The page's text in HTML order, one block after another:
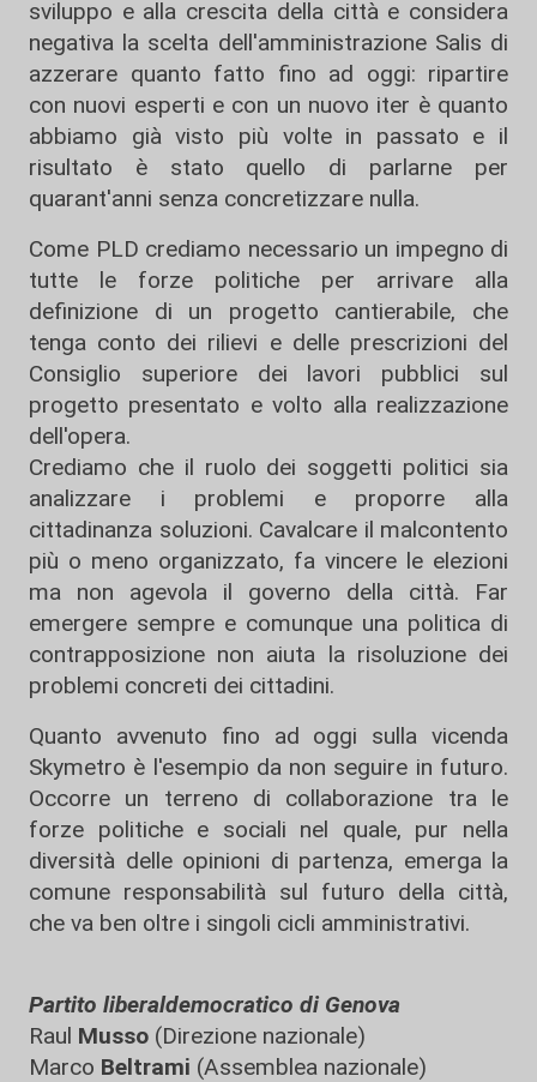
sviluppo e alla crescita della città e considera
negativa la scelta dell'amministrazione Salis di
azzerare quanto fatto fino ad oggi: ripartire
con nuovi esperti e con un nuovo iter è quanto
abbiamo già visto più volte in passato e il
risultato è stato quello di parlarne per
quarant'anni senza concretizzare nulla.
Come PLD crediamo necessario un impegno di
tutte le forze politiche per arrivare alla
definizione di un progetto cantierabile, che
tenga conto dei rilievi e delle prescrizioni del
Consiglio superiore dei lavori pubblici sul
progetto presentato e volto alla realizzazione
dell'opera.
Crediamo che il ruolo dei soggetti politici sia
analizzare i problemi e proporre alla
cittadinanza soluzioni. Cavalcare il malcontento
più o meno organizzato, fa vincere le elezioni
ma non agevola il governo della città. Far
emergere sempre e comunque una politica di
contrapposizione non aiuta la risoluzione dei
problemi concreti dei cittadini.
Quanto avvenuto fino ad oggi sulla vicenda
Skymetro è l'esempio da non seguire in futuro.
Occorre un terreno di collaborazione tra le
forze politiche e sociali nel quale, pur nella
diversità delle opinioni di partenza, emerga la
comune responsabilità sul futuro della città,
che va ben oltre i singoli cicli amministrativi.
Partito liberaldemocratico di Genova
Raul Musso (Direzione nazionale)
Marco Beltrami (Assemblea nazionale)